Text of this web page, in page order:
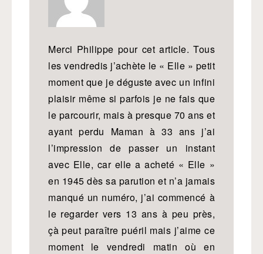
Merci Philippe pour cet article. Tous
les vendredis j’achète le « Elle » petit
moment que je déguste avec un infini
plaisir même si parfois je ne fais que
le parcourir, mais à presque 70 ans et
ayant perdu Maman à 33 ans j’ai
l’impression de passer un instant
avec Elle, car elle a acheté « Elle »
en 1945 dès sa parution et n’a jamais
manqué un numéro, j’ai commencé à
le regarder vers 13 ans à peu près,
çà peut paraître puéril mais j’aime ce
moment le vendredi matin où en